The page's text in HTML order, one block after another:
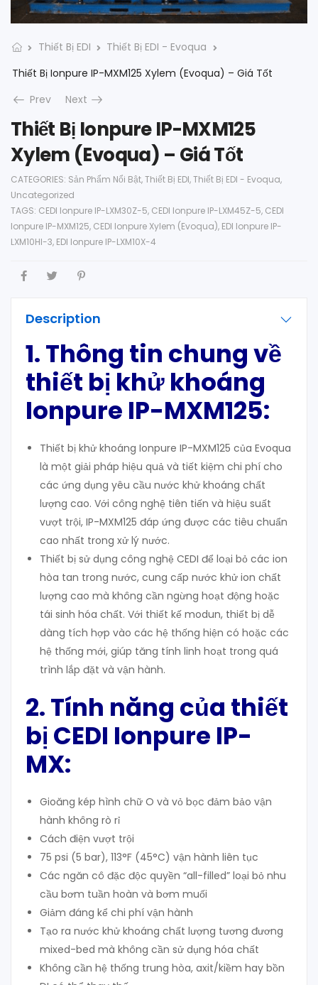
Thiết Bị EDI
Thiết Bị EDI - Evoqua
Thiết Bị Ionpure IP-MXM125 Xylem (Evoqua) – Giá Tốt
Prev
Next
Thiết Bị Ionpure IP-MXM125
Xylem (Evoqua) – Giá Tốt
CATEGORIES: Sản Phẩm Nổi Bật,Thiết Bị EDI,Thiết Bị EDI - Evoqua,
Uncategorized
TAGS: CEDI Ionpure IP-LXM30Z-5, CEDI Ionpure IP-LXM45Z-5, CEDI
Ionpure IP-MXM125, CEDI Ionpure Xylem (Evoqua), EDI Ionpure IP-
LXM10HI-3, EDI Ionpure IP-LXM10X-4
Description
1. Thông tin chung về
thiết bị khử khoáng
Ionpure IP-MXM125:
Thiết bị khử khoáng Ionpure IP-MXM125 của Evoqua
là một giải pháp hiệu quả và tiết kiệm chi phí cho
các ứng dụng yêu cầu nước khử khoáng chất
lượng cao. Với công nghệ tiên tiến và hiệu suất
vượt trội, IP-MXM125 đáp ứng được các tiêu chuẩn
cao nhất trong xử lý nước.
Thiết bị sử dụng công nghệ CEDI để loại bỏ các ion
hòa tan trong nước, cung cấp nước khử ion chất
lượng cao mà không cần ngừng hoạt động hoặc
tái sinh hóa chất. Với thiết kế modun, thiết bị dễ
dàng tích hợp vào các hệ thống hiện có hoặc các
hệ thống mới, giúp tăng tính linh hoạt trong quá
trình lắp đặt và vận hành.
2. Tính năng của thiết
bị CEDI Ionpure IP-
MX:
Gioăng kép hình chữ O và vỏ bọc đảm bảo vận
hành không rò rỉ
Cách điện vượt trội
75 psi (5 bar), 113°F (45°C) vận hành liên tục
Các ngăn cô đặc độc quyền “all-filled” loại bỏ nhu
cầu bơm tuần hoàn và bơm muối
Giảm đáng kể chi phí vận hành
Tạo ra nước khử khoáng chất lượng tương đương
mixed-bed mà không cần sử dụng hóa chất
Không cần hệ thống trung hòa, axit/kiềm hay bồn